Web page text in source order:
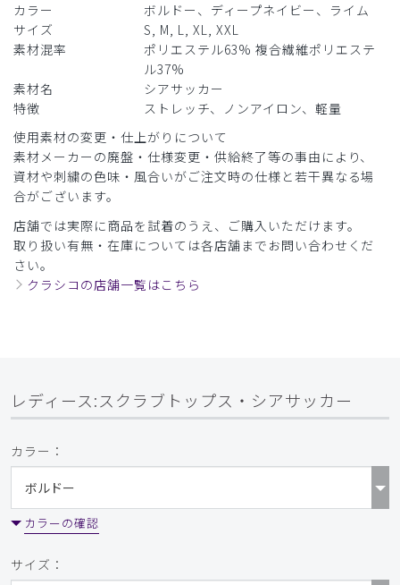
カラー
ボルドー、ディープネイビー、ライム
サイズ
S, M, L, XL, XXL
素材混率
ポリエステル63% 複合繊維ポリエステ
ル37%
素材名
シアサッカー
特徴
ストレッチ、ノンアイロン、軽量
使用素材の変更・仕上がりについて
素材メーカーの廃盤・仕様変更・供給終了等の事由により、
資材や刺繍の色味・風合いがご注文時の仕様と若干異なる場
合がございます。
店舗では実際に商品を試着のうえ、ご購入いただけます。
取り扱い有無・在庫については各店舗までお問い合わせくだ
さい。
クラシコの店舗一覧はこちら
レディース:スクラブトップス・シアサッカー
カラー：
カラーの確認
サイズ：